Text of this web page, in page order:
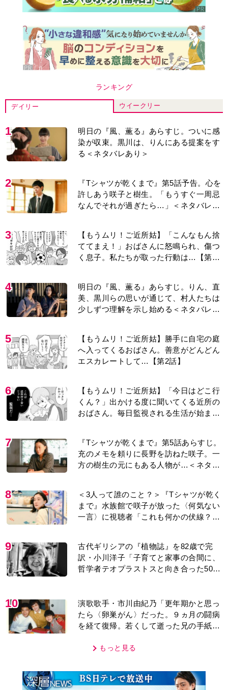
ランキング
デイリー ウイークリー
1
明日の『風、薫る』あらすじ。ついに感
染が収束。黒川は、りんにある提案をす
る＜ネタバレあり＞
2
『Tシャツが乾くまで』第5話予告。心を
許しあう咲子と樹生。「もうすぐ一周忌
なんでそれが過ぎたら…」＜ネタバレあ
3
【もうムリ！ご近所姑】「こんなもん捨
ててまえ！」おばさんに怒鳴られ、傷つ
く息子。私たちが取った行動は…【第3
4
明日の『風、薫る』あらすじ。りん、直
美、黒川らの思いが通じて、村人たちは
少しずつ理解を示し始める＜ネタバレあ
5
【もうムリ！ご近所姑】勝手に自宅の庭
へ入ってくるおばさん。善意がどんどん
エスカレートして…【第2話】
6
【もうムリ！ご近所姑】「今日はどこ行
くん？」出かける度に聞いてくる近所の
おばさん。毎日監視される生活が始ま
7
『Tシャツが乾くまで』第5話あらすじ。
充のメモを頼りに長野を訪ねた咲子。一
方の樹生の元にもある人物が…＜ネタバ
8
＜3人って誰のこと？＞『Tシャツが乾く
まで』水族館で咲子が放った〈何気ない
一言〉に視聴者「これも何かの伏線？」
9
古代ギリシアの『植物誌』を82歳で完
訳・小川洋子「子育てと家事の合間に、
哲学者テオプラストスと向き合った50
10
演歌歌手・市川由紀乃「更年期かと思っ
たら〈卵巣がん〉だった。９ヵ月の闘病
を経て復帰。若くして逝った兄の手紙を
もっと見る